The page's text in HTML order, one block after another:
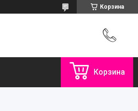
Корзина
Корзина